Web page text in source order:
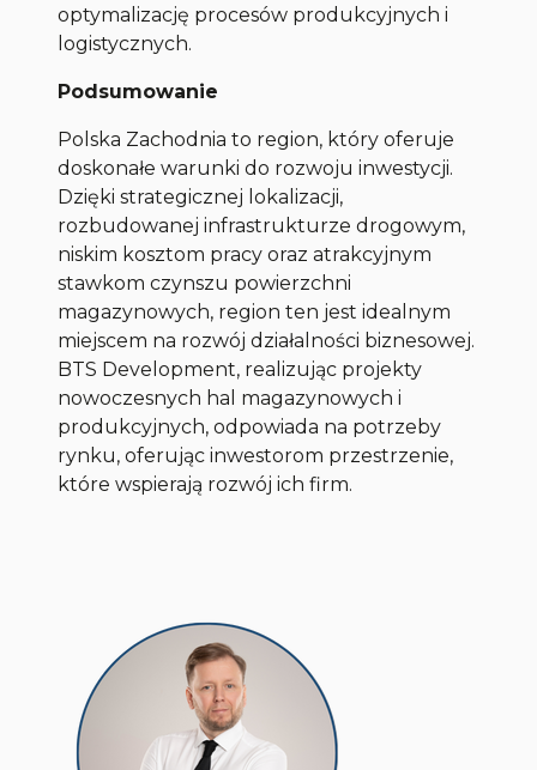
optymalizację procesów produkcyjnych i
logistycznych.
Podsumowanie
Polska Zachodnia to region, który oferuje
doskonałe warunki do rozwoju inwestycji.
Dzięki strategicznej lokalizacji,
rozbudowanej infrastrukturze drogowym,
niskim kosztom pracy oraz atrakcyjnym
stawkom czynszu powierzchni
magazynowych, region ten jest idealnym
miejscem na rozwój działalności biznesowej.
BTS Development, realizując projekty
nowoczesnych hal magazynowych i
produkcyjnych, odpowiada na potrzeby
rynku, oferując inwestorom przestrzenie,
które wspierają rozwój ich firm.